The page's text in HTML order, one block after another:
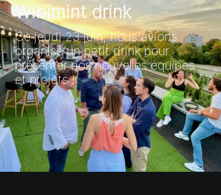
Wibimint drink
Ce jeudi 23 juin, nous avions
organisé un petit drink pour
présenter nos nouvelles équipes
et projets !